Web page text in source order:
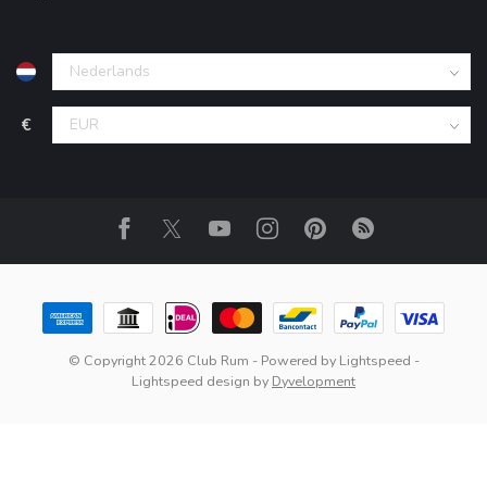
€
© Copyright 2026 Club Rum - Powered by Lightspeed -
Lightspeed design by Dyvelopment